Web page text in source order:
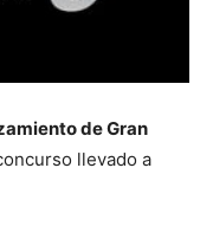
de Gran
llevado a